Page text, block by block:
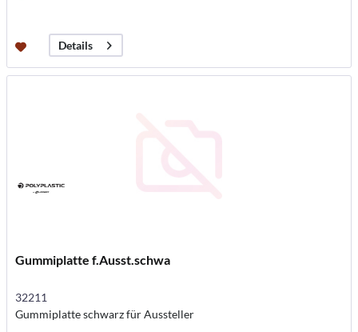
Details
Gummiplatte f.Ausst.schwa
32211
Gummiplatte schwarz für Aussteller